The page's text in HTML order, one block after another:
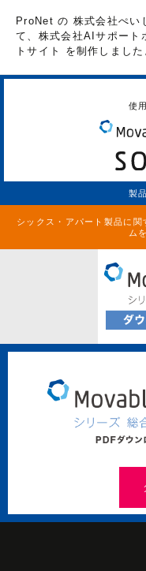
ProNet の 株式会社ぺい
て、株式会社AIサポート
トサイト を制作しました
使
製
シックス・アパート製品に
ム